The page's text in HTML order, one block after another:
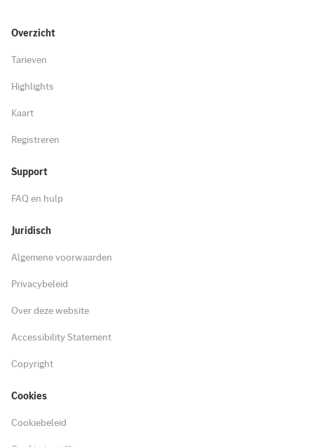
Overzicht
Tarieven
Highlights
Kaart
Registreren
Support
FAQ en hulp
Juridisch
Algemene voorwaarden
Privacybeleid
Over deze website
Accessibility Statement
Copyright
Cookies
Cookiebeleid